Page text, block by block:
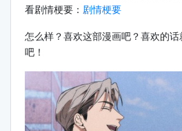
看剧情梗要： 剧情梗要
怎么样？喜欢这部漫画吧？喜欢的
吧！